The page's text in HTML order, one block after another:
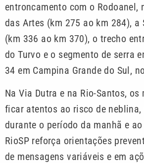
entroncamento com o Rodoanel,
das Artes (km 275 ao km 284), a
(km 336 ao km 370), o trecho
do Turvo e o segmento de serra
34 em Campina Grande do Sul,
Na Via Dutra e na Rio-Santos,
ficar atentos ao risco de neblina,
durante o período da manhã e
RioSP reforça orientações
de mensagens variáveis e em